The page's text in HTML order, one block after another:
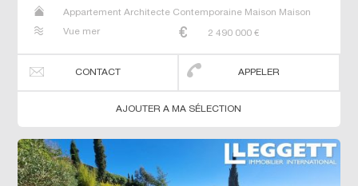
Appartement Architecte Contemporaine Maison Maison
Vue mer
2 490 000 €
CONTACT APPELER
AJOUTER A MA SÉLECTION